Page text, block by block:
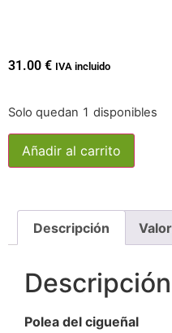
31.00 € IVA incluido
Solo quedan 1 disponibles
Añadir al carrito
Descripción
Descripción
Polea del cigueñal